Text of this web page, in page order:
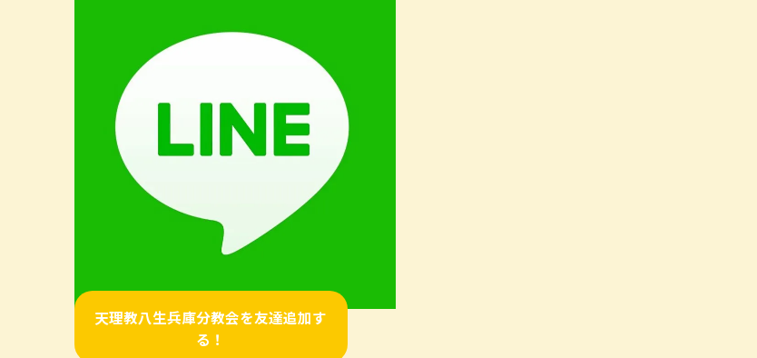
天理教八生兵庫分教会を友達追加す
る！